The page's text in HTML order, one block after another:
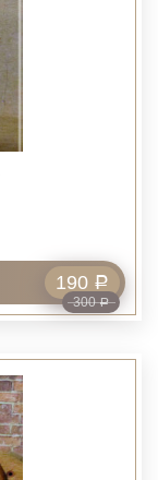
300Р
190 Р